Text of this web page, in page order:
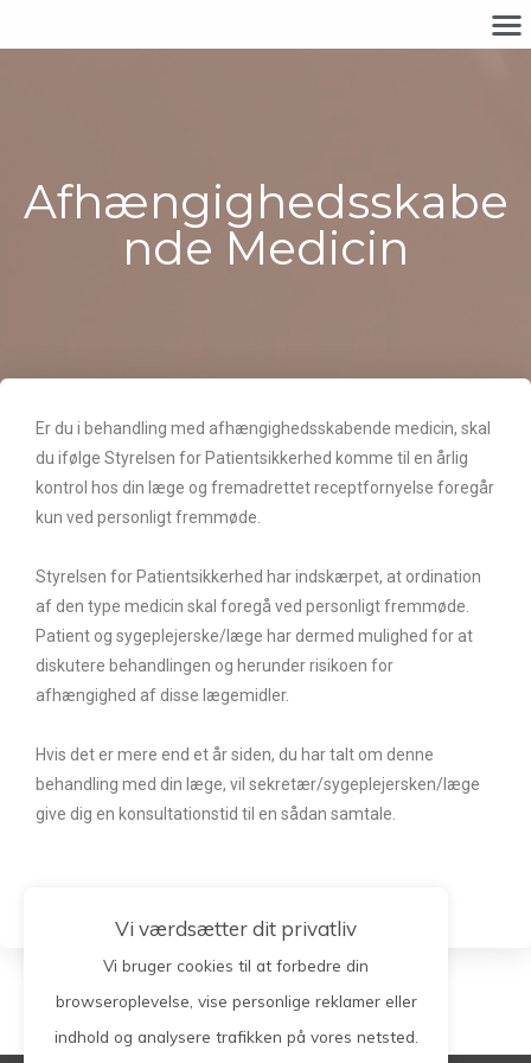
Afhængighedsskabe
nde Medicin
Er du i behandling med afhængighedsskabende medicin, skal
du ifølge Styrelsen for Patientsikkerhed komme til en årlig
kontrol hos din læge og fremadrettet receptfornyelse foregår
kun ved personligt fremmøde.
Styrelsen for Patientsikkerhed har indskærpet, at ordination
af den type medicin skal foregå ved personligt fremmøde.
Patient og sygeplejerske/læge har dermed mulighed for at
diskutere behandlingen og herunder risikoen for
afhængighed af disse lægemidler.
Hvis det er mere end et år siden, du har talt om denne
behandling med din læge, vil sekretær/sygeplejersken/læge
give dig en konsultationstid til en sådan samtale.
Vi værdsætter dit privatliv
Vi bruger cookies til at forbedre din
browseroplevelse, vise personlige reklamer eller
indhold og analysere trafikken på vores netsted.